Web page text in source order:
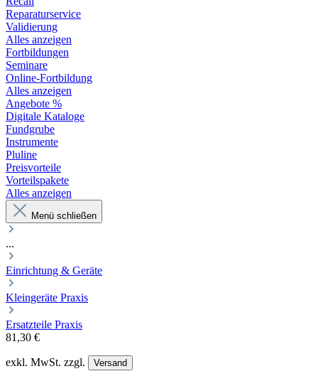
Reparaturservice
Validierung
Alles anzeigen
Fortbildungen
Seminare
Online-Fortbildung
Alles anzeigen
Angebote %
Digitale Kataloge
Fundgrube
Instrumente
Pluline
Preisvorteile
Vorteilspakete
Alles anzeigen
Menü schließen
...
Einrichtung & Geräte
Kleingeräte Praxis
Ersatzteile Praxis
81,30 €
exkl. MwSt. zzgl. Versand